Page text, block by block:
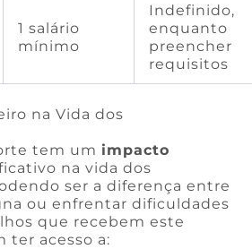
1 salário
mínimo
Indefinido,
enquanto
preencher
requisitos
na Vida dos
tem um impacto
na vida dos
ser a diferença entre
ou enfrentar dificuldades
que recebem este
ter acesso a: